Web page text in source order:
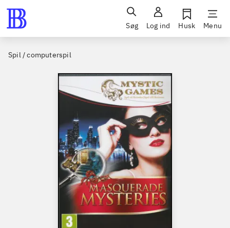
Søg Log ind Husk Menu
Spil / computerspil